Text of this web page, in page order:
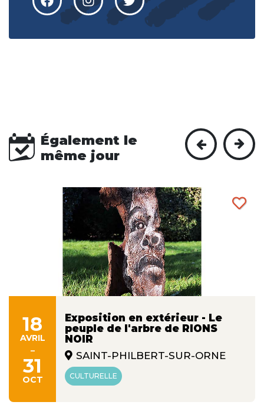
Également le
même jour
18
AVRIL
-
31
OCT
Exposition en extérieur - Le
peuple de l'arbre de RIONS
NOIR
SAINT-PHILBERT-SUR-ORNE
CULTURELLE